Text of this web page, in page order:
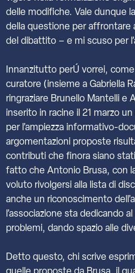
delle modifiche. Vale dunque
della questione per affrontare
del dibattito – e mi scuso per
Innanzitutto perÚ vorrei,
curatore (insieme a Gabriella
ringraziare Brunello Mantelli e
inserito in racine il 21 marzo
per l’ampiezza informativo-
argomentazioni proposte
contributi che finora siano
fatto che Antonio Brusa, con
voluto rivolgersi alla lista di
anche un riconoscimento
l’associazione sta dedicando
problemi, dando spazio alle
Detto questo, chi scrive